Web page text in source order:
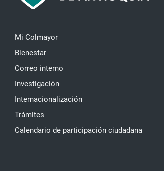
Mi Colmayor
Bienestar
Correo interno
Investigación
Internacionalización
Trámites
Calendario de participación ciudadana